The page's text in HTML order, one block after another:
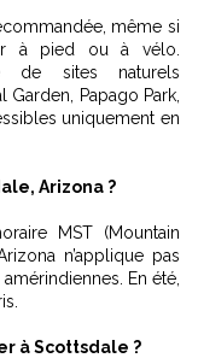
même si
à pied ou à vélo.
de sites naturels
Papago Park,
uniquement en
Arizona ?
MST (Mountain
n’applique pas
En été,
à Scottsdale ?